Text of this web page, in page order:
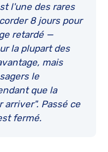
l'une des rares
8 jours pour
retardé —
la plupart des
mais
le
que la
arriver". Passé ce
fermé.